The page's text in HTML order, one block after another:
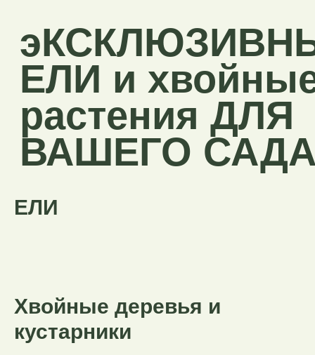
эКСКЛЮЗИВНЫЕ
ЕЛИ и хвойные
растения ДЛЯ
ВАШЕГО САДА
ЕЛИ
Хвойные деревья и
кустарники